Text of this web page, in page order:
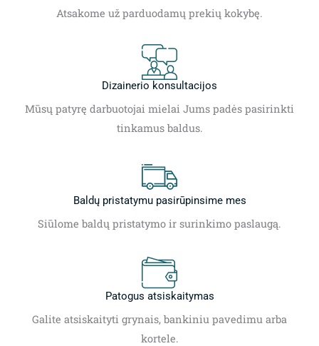
Atsakome už parduodamų prekių kokybę.
Dizainerio konsultacijos
Mūsų patyrę darbuotojai mielai Jums padės pasirinkti
tinkamus baldus.
Baldų pristatymu pasirūpinsime mes
Siūlome baldų pristatymo ir surinkimo paslaugą.
Patogus atsiskaitymas
Galite atsiskaityti grynais, bankiniu pavedimu arba
kortele.